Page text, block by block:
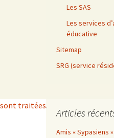
sont traitées.
Les SAS
Les services
éducative
Sitemap
SRG (service
Articles
Amis « Sypasiens